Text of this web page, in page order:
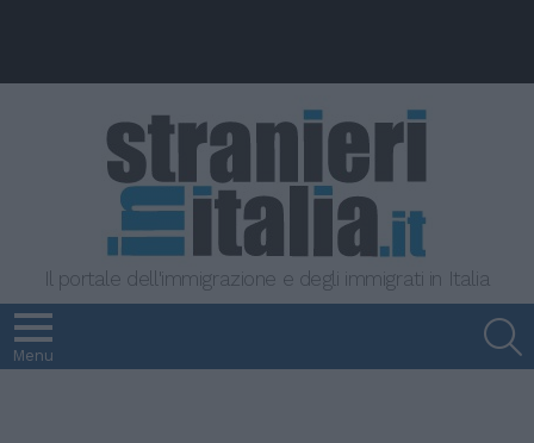
Il portale dell'immigrazione e degli immigrati in Italia
Menu